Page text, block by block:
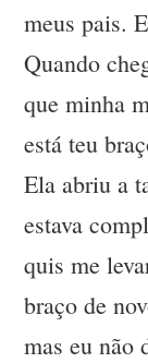
meus pais.
Quando
que minha
está teu
Ela abriu a
estava
quis me
braço de
mas eu não